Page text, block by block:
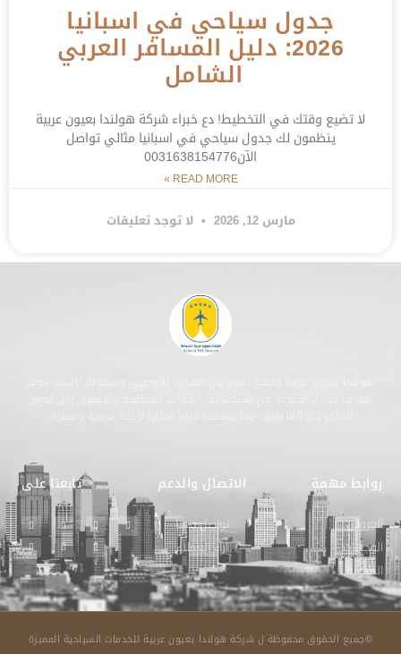
جدول سياحي في اسبانيا
2026: دليل المسافر العربي
الشامل
لا تضيع وقتك في التخطيط! دع خبراء شركة هولندا بعيون عربية
ينظمون لك جدول سياحي في اسبانيا مثالي تواصل
الآن0031638154776
READ MORE »
مارس 12, 2026 لا توجد تعليقات
روابط مهمة
العروض
الوجهات
المدونة
الاتصال والدعم
تواصل معنا
اراء العملاء
تابعنا على
©جميع الحقوق محفوظة ل شركة هولندا بعيون عربية للخدمات السياحية المميزة